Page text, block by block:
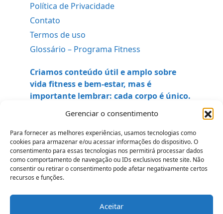
Gerenciar o consentimento
Para fornecer as melhores experiências, usamos tecnologias como
cookies para armazenar e/ou acessar informações do dispositivo. O
consentimento para essas tecnologias nos permitirá processar dados
como comportamento de navegação ou IDs exclusivos neste site. Não
consentir ou retirar o consentimento pode afetar negativamente certos
recursos e funções.
Aceitar
Política de Privacidade
Contato
Termos de uso
Glossário – Programa Fitness
Criamos conteúdo útil e amplo sobre
vida fitness e bem-estar, mas é
importante lembrar: cada corpo é único.
exercícios ou mudança significativa em
seu estilo de vida, consulte um
profissional de saúde, nutricionista ou
educador físico qualificado. Sua
segurança vêm em primeiro lugar.
Todos os Direitos Reservados ao site - programafitness.com.br © 2026